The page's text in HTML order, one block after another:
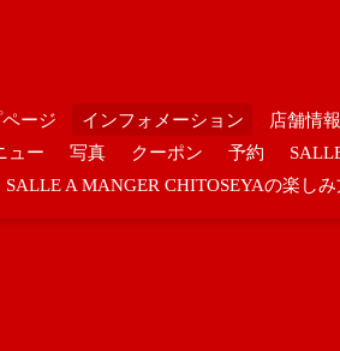
ページ インフォメーション 店舗情報
ュー
写真 クーポン 予約
SALLE A MANGER CHITOSEYAの楽し